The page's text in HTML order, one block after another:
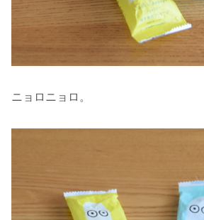
ニョロニョロ。